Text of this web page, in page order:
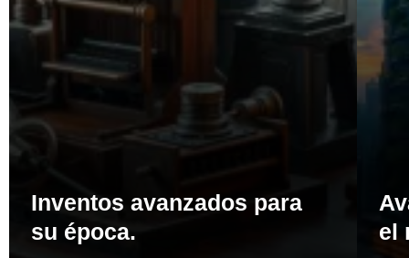
Inventos avanzados para
su época.
el